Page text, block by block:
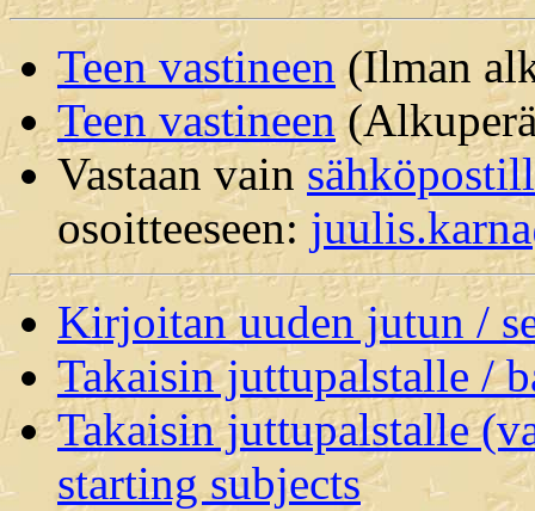
Teen vastineen (Ilman
Teen vastineen
Vastaan vain
osoitteeseen:
Kirjoitan uuden jutun /
Takaisin juttupalstalle /
Takaisin juttupalstalle
starting subjects